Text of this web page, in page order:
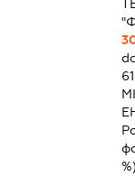
%)